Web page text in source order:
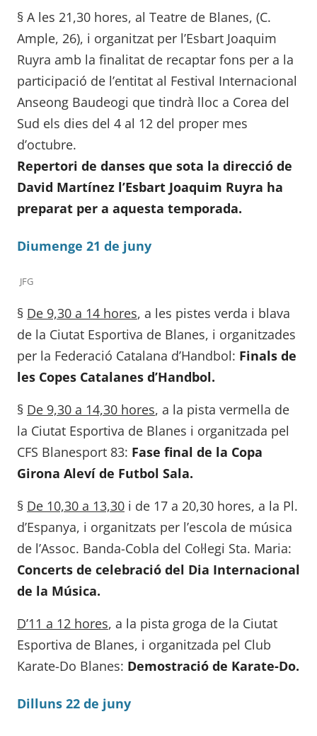
§ A les 21,30 hores, al Teatre de Blanes, (C.
Ample, 26), i organitzat per l’Esbart Joaquim
Ruyra amb la finalitat de recaptar fons per a la
participació de l’entitat al Festival Internacional
Anseong Baudeogi que tindrà lloc a Corea del
Sud els dies del 4 al 12 del proper mes
d’octubre.
Repertori de danses que sota la direcció de
David Martínez l’Esbart Joaquim Ruyra ha
preparat per a aquesta temporada.
Diumenge 21 de juny
JFG
§ De 9,30 a 14 hores, a les pistes verda i blava
de la Ciutat Esportiva de Blanes, i organitzades
per la Federació Catalana d’Handbol: Finals de
les Copes Catalanes d’Handbol.
§ De 9,30 a 14,30 hores, a la pista vermella de
la Ciutat Esportiva de Blanes i organitzada pel
CFS Blanesport 83: Fase final de la Copa
Girona Aleví de Futbol Sala.
§ De 10,30 a 13,30 i de 17 a 20,30 hores, a la Pl.
d’Espanya, i organitzats per l’escola de música
de l’Assoc. Banda-Cobla del Col·legi Sta. Maria:
Concerts de celebració del Dia Internacional
de la Música.
D’11 a 12 hores, a la pista groga de la Ciutat
Esportiva de Blanes, i organitzada pel Club
Karate-Do Blanes: Demostració de Karate-Do.
Dilluns 22 de juny